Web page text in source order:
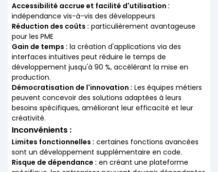
Accessibilité accrue et facilité d'utilisation :
indépendance vis-à-vis des développeurs
Réduction des coûts : particulièrement avantageuse
pour les PME
Gain de temps : la création d'applications via des
interfaces intuitives peut réduire le temps de
développement jusqu'à 90 %, accélérant la mise en
production.
Démocratisation de l'innovation : Les équipes métiers
peuvent concevoir des solutions adaptées à leurs
besoins spécifiques, améliorant leur efficacité et leur
créativité.
Inconvénients :
Limites fonctionnelles : certaines fonctions avancées
sont un développement supplémentaire en code.
Risque de dépendance : en créant une plateforme